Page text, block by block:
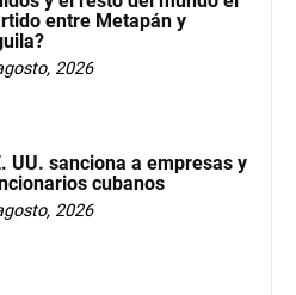
entre Metapán y
2026
UU. sanciona a empresas y
cubanos
2026